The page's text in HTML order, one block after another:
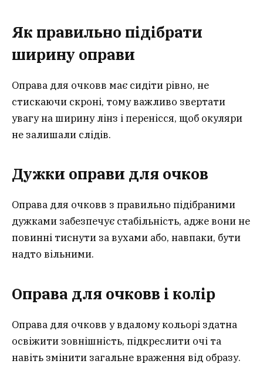
Як правильно підібрати
ширину оправи
Оправа для очковв має сидіти рівно, не
стискаючи скроні, тому важливо звертати
увагу на ширину лінз і перенісся, щоб окуляри
не залишали слідів.
Дужки оправи для очков
Оправа для очковв з правильно підібраними
дужками забезпечує стабільність, адже вони не
повинні тиснути за вухами або, навпаки, бути
надто вільними.
Оправа для очковв і колір
Оправа для очковв у вдалому кольорі здатна
освіжити зовнішність, підкреслити очі та
навіть змінити загальне враження від образу.